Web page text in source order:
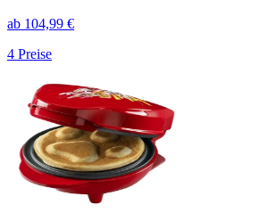
ab 104,99 €
4 Preise